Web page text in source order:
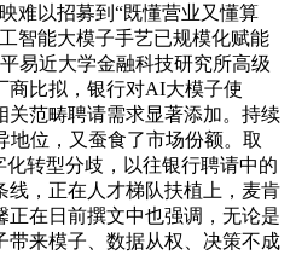
难以招募到“既懂营业又懂算
智能大模子手艺已规模化赋能
易近大学金融科技研究所高级
商比拟，银行对AI大模子使
关范畴聘请需求显著添加。持续
位，又蚕食了市场份额。取
化转型分歧，以往银行聘请中的
线，正在人才梯队扶植上，麦肯
在日前撰文中也强调，无论是
带来模子、数据从权、决策不成